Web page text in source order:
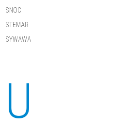
SNOC
STEMAR
SYWAWA
U